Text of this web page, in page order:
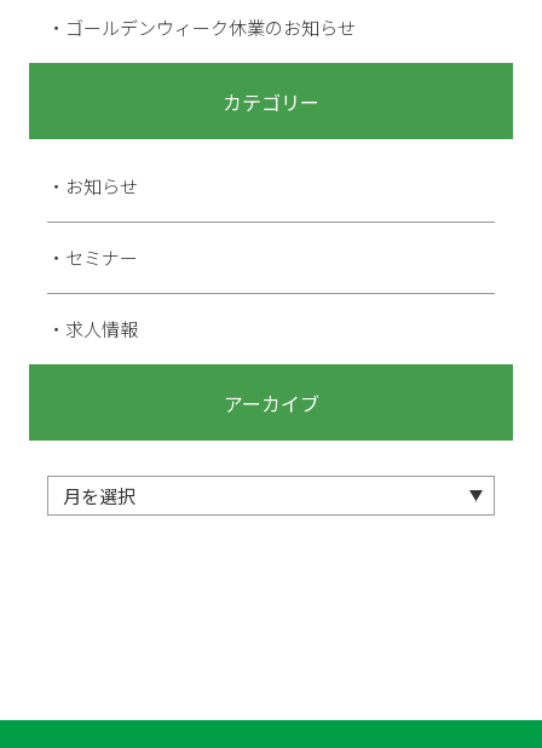
ゴールデンウィーク休業のお知らせ
カテゴリー
お知らせ
セミナー
求人情報
アーカイブ